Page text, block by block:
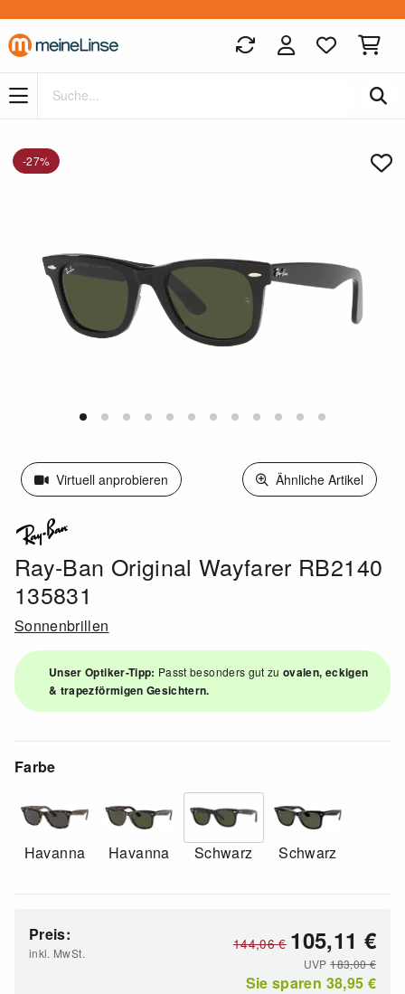
Zum Hauptinhalt springen
-27%
Virtuell anprobieren Ähnliche Artikel
Ray-Ban Original Wayfarer RB2140
135831
Sonnenbrillen
Unser Optiker-Tipp: Passt besonders gut zuovalen, eckigen
& trapezförmigen Gesichtern.
Farbe
Havanna Havanna Schwarz Schwarz
Preis:
inkl. MwSt.
144,06€ 105,11 €
UVP183,00€
Sie sparen 38,95 €